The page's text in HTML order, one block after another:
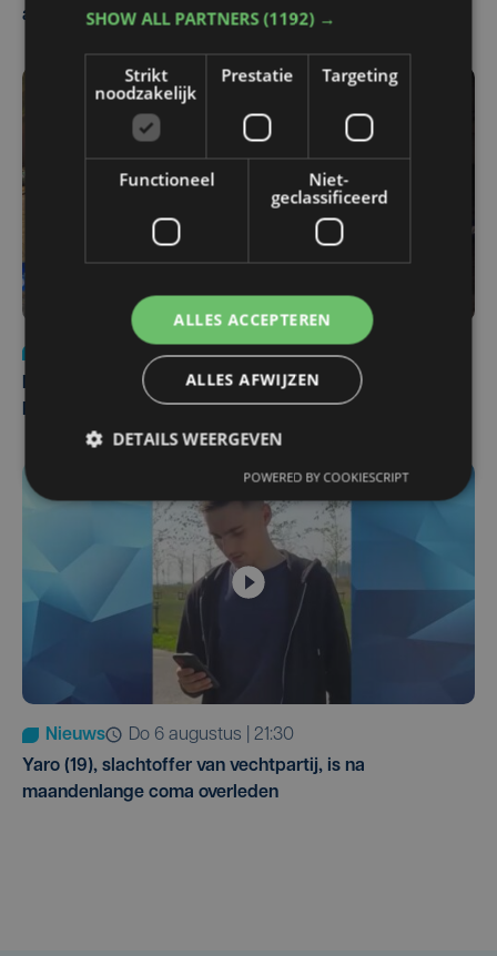
afgesloten
di 4 augustus | 09:32
Man en vrouw dood aangetroffen in woning in Sint-
Nieuws
do 6 augustus | 21:30
Yaro (19), slachtoffer van vechtpartij, is na
maandenlange coma overleden
SHOW ALL PARTNERS(1192) →
Strikt
noodzakelijk
Prestatie Targeting
Functioneel
Niet-
geclassificeerd
ALLES ACCEPTEREN
ALLES AFWIJZEN
DETAILS WEERGEVEN
POWERED BY COOKIESCRIPT